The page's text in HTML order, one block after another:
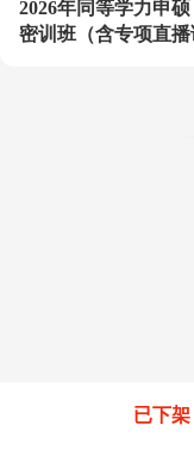
2026年同等学力申
密训班（含专项直播
已下架